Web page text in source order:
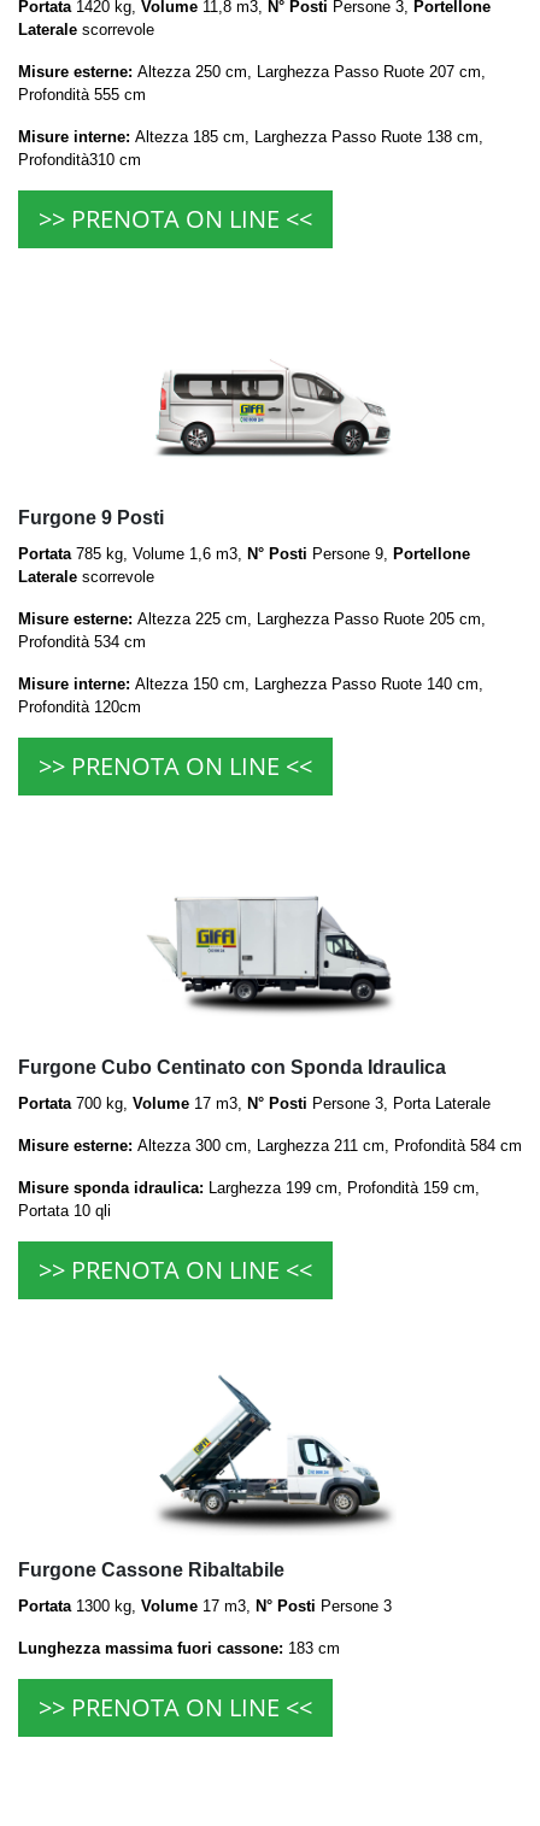
Portata 1420 kg, Volume 11,8 m3, N° Posti Persone 3,
Portellone
Laterale scorrevole
Misure esterne: Altezza 250 cm, Larghezza Passo Ruote 207 cm,
Profondità 555 cm
Misure interne: Altezza 185 cm, Larghezza Passo Ruote 138 cm,
Profondità310 cm
>> PRENOTA ON LINE <<
Furgone 9 Posti
Portata785 kg, Volume 1,6 m3, N° Posti Persone 9, Portellone
Laterale scorrevole
Misure esterne: Altezza 225 cm, Larghezza Passo Ruote 205 cm,
Profondità 534 cm
Misure interne: Altezza 150 cm, Larghezza Passo Ruote 140 cm,
Profondità 120cm
>> PRENOTA ON LINE <<
Furgone Cubo Centinato con Sponda Idraulica
Portata 700 kg, Volume 17 m3, N° Posti Persone 3, Porta Laterale
Misure esterne: Altezza 300 cm, Larghezza 211 cm, Profondità 584 cm
Misure sponda idraulica: Larghezza 199 cm, Profondità 159 cm,
Portata 10 qli
>> PRENOTA ON LINE <<
Furgone Cassone Ribaltabile
Portata 1300 kg, Volume 17 m3, N° Posti Persone 3
Lunghezza massima fuori cassone: 183 cm
>> PRENOTA ON LINE <<